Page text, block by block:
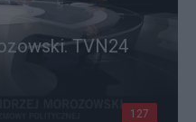
TVN24
127